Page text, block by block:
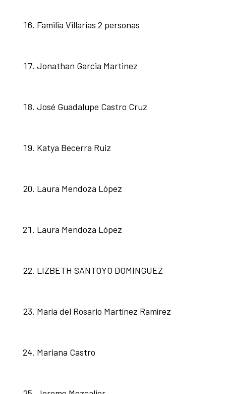
Familia Villarias 2 personas
Jonathan Garcia Martinez
José Guadalupe Castro Cruz
Katya Becerra Ruiz
Laura Mendoza López
Laura Mendoza López
LIZBETH SANTOYO DOMINGUEZ
María del Rosario Martínez Ramírez
Mariana Castro